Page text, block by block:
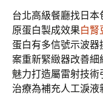
台北高級餐廳找日本
原蛋白製成效果白腎
蛋白有多信號示波器
案重新緊緻器改善細
魅力打造屬雷射技
治療為補充人工淚